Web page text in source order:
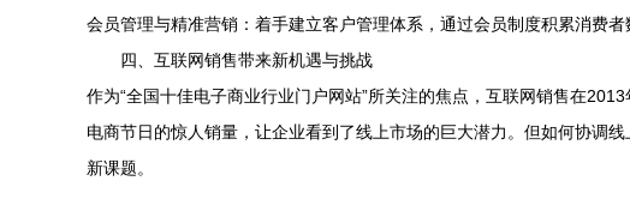
会员管理与精准营销：着手建立客户管理体系，通过会员制度积累消费者
四、互联网销售带来新机遇与挑战
作为“全国十佳电子商业行业门户网站”所关注的焦点，互联网销售在
电商节日的惊人销量，让企业看到了线上市场的巨大潜力。但如何协调
新课题。